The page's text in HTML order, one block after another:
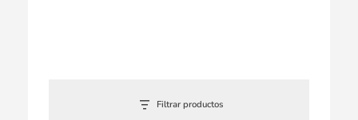
Filtrar productos